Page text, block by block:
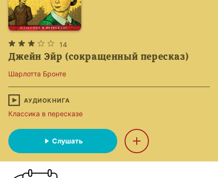
14
Джейн Эйр (сокращенный пересказ)
Шарлотта Бронте
АУДИОКНИГА
Классика в пересказе
Слушать